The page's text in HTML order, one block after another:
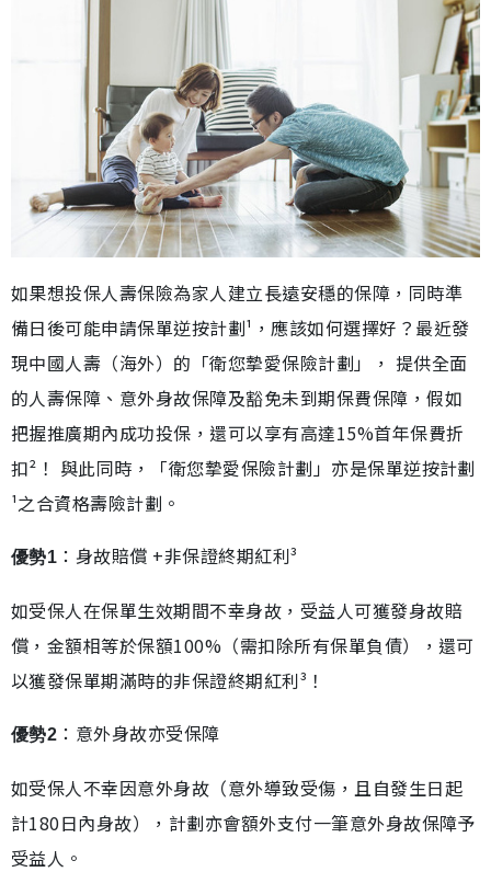
如果想投保人壽保險為家人建立長遠安穩的保障，同時準
備日後可能申請保單逆按計劃¹，應該如何選擇好？最近發
現中國人壽（海外）的「衛您摯愛保險計劃」， 提供全面
的人壽保障、意外身故保障及豁免未到期保費保障，假如
把握推廣期內成功投保，還可以享有高達15%首年保費折
扣²！ 與此同時，「衛您摯愛保險計劃」亦是保單逆按計劃
¹之合資格壽險計劃。
優勢1 ：身故賠償 +非保證終期紅利³
如受保人在保單生效期間不幸身故，受益人可獲發身故賠
償，金額相等於保額100%（需扣除所有保單負債），還可
以獲發保單期滿時的非保證終期紅利³！
優勢2 ：意外身故亦受保障
如受保人不幸因意外身故（意外導致受傷，且自發生日起
計180日內身故），計劃亦會額外支付一筆意外身故保障予
受益人。